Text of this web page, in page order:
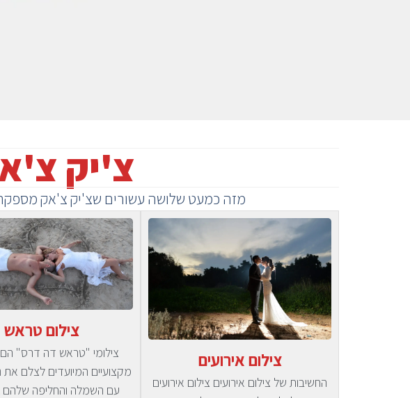
צ'יק
מזה כמעט שלושה עשורים שצ'יק צ'אק מספקת
צילום אירועים
החשיבות של צילום אירועים צילום אירועים
צילום טראש
צילומי "טראש דה דרס" הם
מקצועיים המיועדים לצלם את
עם השמלה והחליפה שלהם